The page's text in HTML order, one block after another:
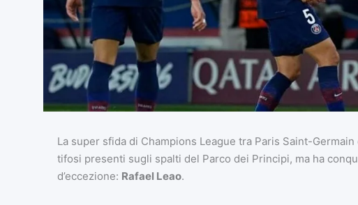
La super sfida di Champions League tra Paris Saint-
tifosi presenti sugli spalti del Parco dei Principi, ma ha
d’eccezione: Rafael Leao.